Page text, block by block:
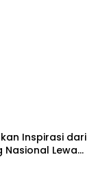
Inspirasi dari
Nasional Lewat